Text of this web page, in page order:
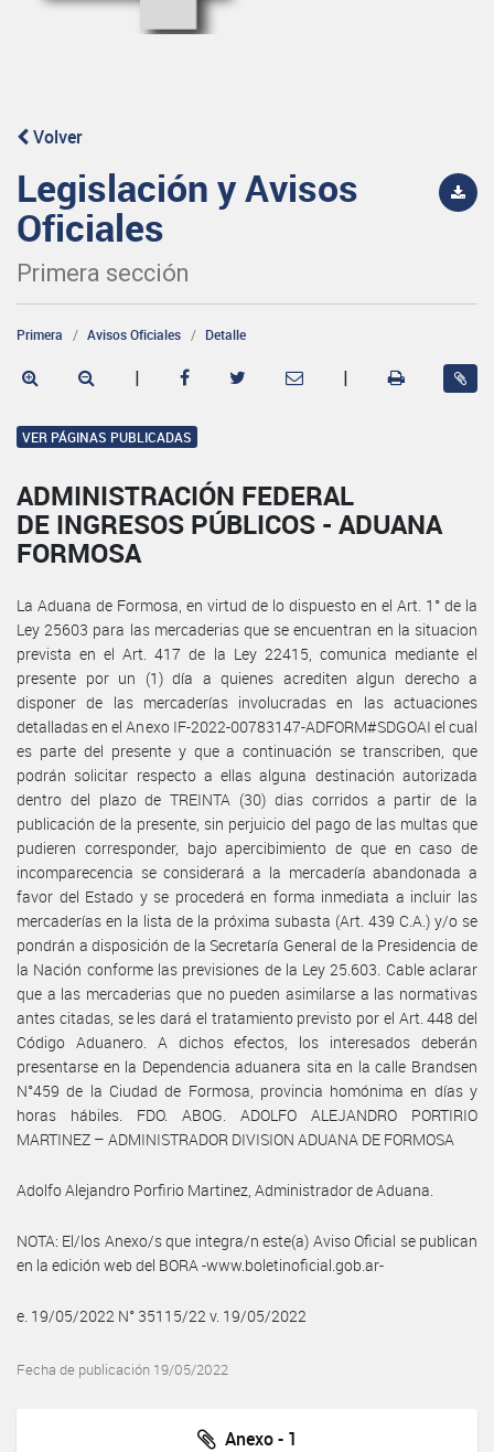
Volver
Legislación y Avisos
Oficiales
Primera sección
Primera Avisos Oficiales Detalle
| |
VER PÁGINAS PUBLICADAS
ADMINISTRACIÓN FEDERAL
DE INGRESOS PÚBLICOS - ADUANA
FORMOSA
La Aduana de Formosa, en virtud de lo dispuesto en el Art. 1° de la
Ley 25603 para las mercaderias que se encuentran en la situacion
prevista en el Art. 417 de la Ley 22415, comunica mediante el
presente por un (1) día a quienes acrediten algun derecho a
disponer de las mercaderías involucradas en las actuaciones
detalladas en el Anexo IF-2022-00783147-ADFORM#SDGOAI el cual
es parte del presente y que a continuación se transcriben, que
podrán solicitar respecto a ellas alguna destinación autorizada
dentro del plazo de TREINTA (30) dias corridos a partir de la
publicación de la presente, sin perjuicio del pago de las multas que
pudieren corresponder, bajo apercibimiento de que en caso de
incomparecencia se considerará a la mercadería abandonada a
favor del Estado y se procederá en forma inmediata a incluir las
mercaderías en la lista de la próxima subasta (Art. 439 C.A.) y/o se
pondrán a disposición de la Secretaría General de la Presidencia de
la Nación conforme las previsiones de la Ley 25.603. Cable aclarar
que a las mercaderias que no pueden asimilarse a las normativas
antes citadas, se les dará el tratamiento previsto por el Art. 448 del
Código Aduanero. A dichos efectos, los interesados deberán
presentarse en la Dependencia aduanera sita en la calle Brandsen
N°459 de la Ciudad de Formosa, provincia homónima en días y
horas hábiles. FDO. ABOG. ADOLFO ALEJANDRO PORTIRIO
MARTINEZ – ADMINISTRADOR DIVISION ADUANA DE FORMOSA
Adolfo Alejandro Porfirio Martinez, Administrador de Aduana.
NOTA: El/los Anexo/s que integra/n este(a) Aviso Oficial se publican
en la edición web del BORA -www.boletinoficial.gob.ar-
e. 19/05/2022 N° 35115/22 v. 19/05/2022
Fecha de publicación 19/05/2022
Anexo - 1